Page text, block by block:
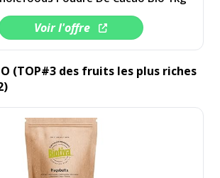
Voir l'offre
(TOP#3 des fruits les plus riches